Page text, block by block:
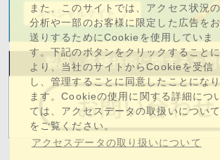
また、このサイトでは、アクセス状況の
分析や一部のお客様に限定した広告をお
送りするためにCookieを使用していま
す。下記のボタンをクリックすることに
より、当社のサイトからCookieを受信
し、管理することに同意したことにな
ます。Cookieの使用に関する詳細につ
ては、アクセスデータの取扱いについて
をご覧ください。
アクセスデータの取り扱いについて